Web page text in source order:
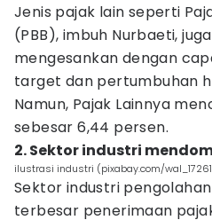
Jenis pajak lain seperti
(PBB), imbuh Nurbaeti,
mengesankan dengan
target dan pertumbuhan
Namun, Pajak Lainnya
sebesar 6,44 persen.
2. Sektor industri
ilustrasi industri (pixabay.com/
Sektor industri
terbesar penerimaan